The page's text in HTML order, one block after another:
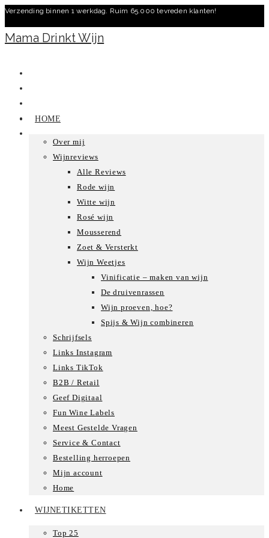
Ga
naar
inhoud
Verzending binnen 1 werkdag. Ruim 65.000 tevreden klanten!
Mama Drinkt Wijn
HOME
Over mij
Wijnreviews
Alle Reviews
Rode wijn
Witte wijn
Rosé wijn
Mousserend
Zoet & Versterkt
Wijn Weetjes
Vinificatie – maken van wijn
De druivenrassen
Wijn proeven, hoe?
Spijs & Wijn combineren
Schrijfsels
Links Instagram
Links TikTok
B2B / Retail
Geef Digitaal
Fun Wine Labels
Meest Gestelde Vragen
Service & Contact
Bestelling herroepen
Mijn account
Home
WIJNETIKETTEN
Top 25